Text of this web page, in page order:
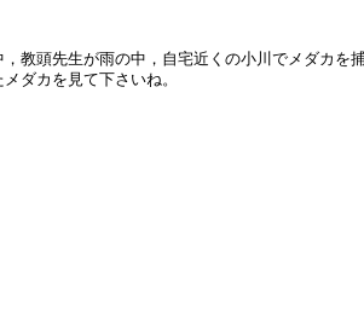
教頭先生が雨の中，自宅近くの小川でメダカを
ダカを見て下さいね。